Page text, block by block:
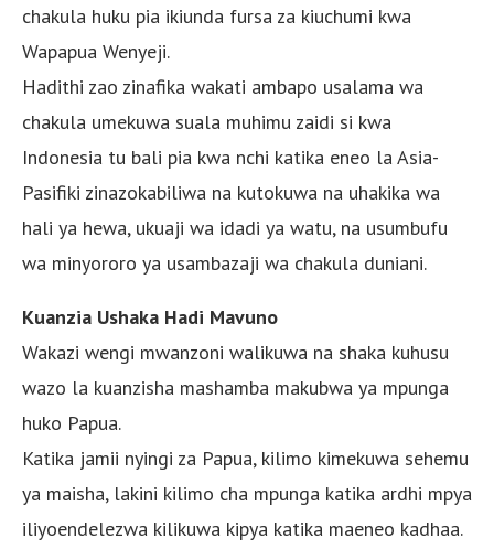
chakula huku pia ikiunda fursa za kiuchumi kwa
Wapapua Wenyeji.
Hadithi zao zinafika wakati ambapo usalama wa
chakula umekuwa suala muhimu zaidi si kwa
Indonesia tu bali pia kwa nchi katika eneo la Asia-
Pasifiki zinazokabiliwa na kutokuwa na uhakika wa
hali ya hewa, ukuaji wa idadi ya watu, na usumbufu
wa minyororo ya usambazaji wa chakula duniani.
Kuanzia Ushaka Hadi Mavuno
Wakazi wengi mwanzoni walikuwa na shaka kuhusu
wazo la kuanzisha mashamba makubwa ya mpunga
huko Papua.
Katika jamii nyingi za Papua, kilimo kimekuwa sehemu
ya maisha, lakini kilimo cha mpunga katika ardhi mpya
iliyoendelezwa kilikuwa kipya katika maeneo kadhaa.